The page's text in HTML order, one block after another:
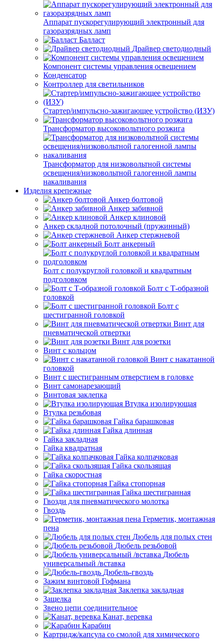
Аппарат пускорегулирующий электронный для
газоразрядных ламп
Балласт
Драйвер светодиодный
Компонент системы управления освещением
Конденсатор
Контроллер для светильников
Стартер/импульсно-зажигающее устройство (ИЗУ)
Трансформатор высоковольтного розжига
Трансформатор для низковольтной системы
освещения/низковольтной галогенной лампы
накаливания
Изделия крепежные
Анкер болтовой
Анкер забивной
Анкер клиновой
Анкер складной потолочный (пружинный)
Анкер стержневой
Болт анкерный
Болт с полукруглой головкой и квадратным
подголовком
Болт с Т-образной
головкой
Болт с
шестигранной головкой
Винт для
пневматической отвертки
Винт для розетки
Винт с кольцом
Винт с накатанной
головкой
Винт с шестигранным отверстием в головке
Винт самонарезающий
Винтовая заклепка
Втулка изолирующая
Втулка резьбовая
Гайка барашковая
Гайка длинная
Гайка закладная
Гайка квадратная
Гайка колпачковая
Гайка скользящая
Гайка скоростная
Гайка стопорная
Гайка шестигранная
Гвозди для пневматического молотка
Гвоздь
Герметик, монтажная
пена
Дюбель для полых стен
Дюбель резьбовой
Дюбель
универсальный /вставка
Дюбель-гвоздь
Зажим винтовой Гофмана
Заклепка закладная
Защелка
Звено цепи соединительное
Канат, веревка
Карабин
Картридж/капсула со смолой для химического